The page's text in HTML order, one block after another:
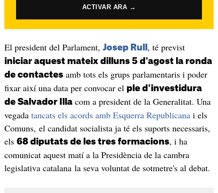
ACTIVAR ARA →
El president del Parlament, Josep Rull , té previst
iniciar aquest mateix dilluns 5 d'agost la ronda
de contactesamb tots els grups parlamentaris i poder
fixar així una data per convocar el ple d'investidura
de Salvador Illacom a president de la Generalitat. Una
vegada tancats els acords amb Esquerra Republicanai els
Comuns, el candidat socialista ja té els suports necessaris,
els 68 diputats de les tres formacions, i ha
comunicat aquest matí a la Presidència de la cambra
legislativa catalana la seva voluntat de sotmetre's al debat.